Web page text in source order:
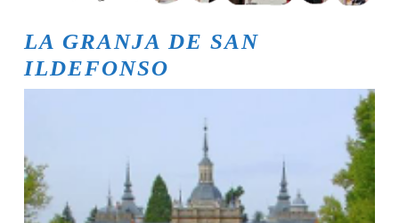
LA GRANJA DE SAN
ILDEFONSO